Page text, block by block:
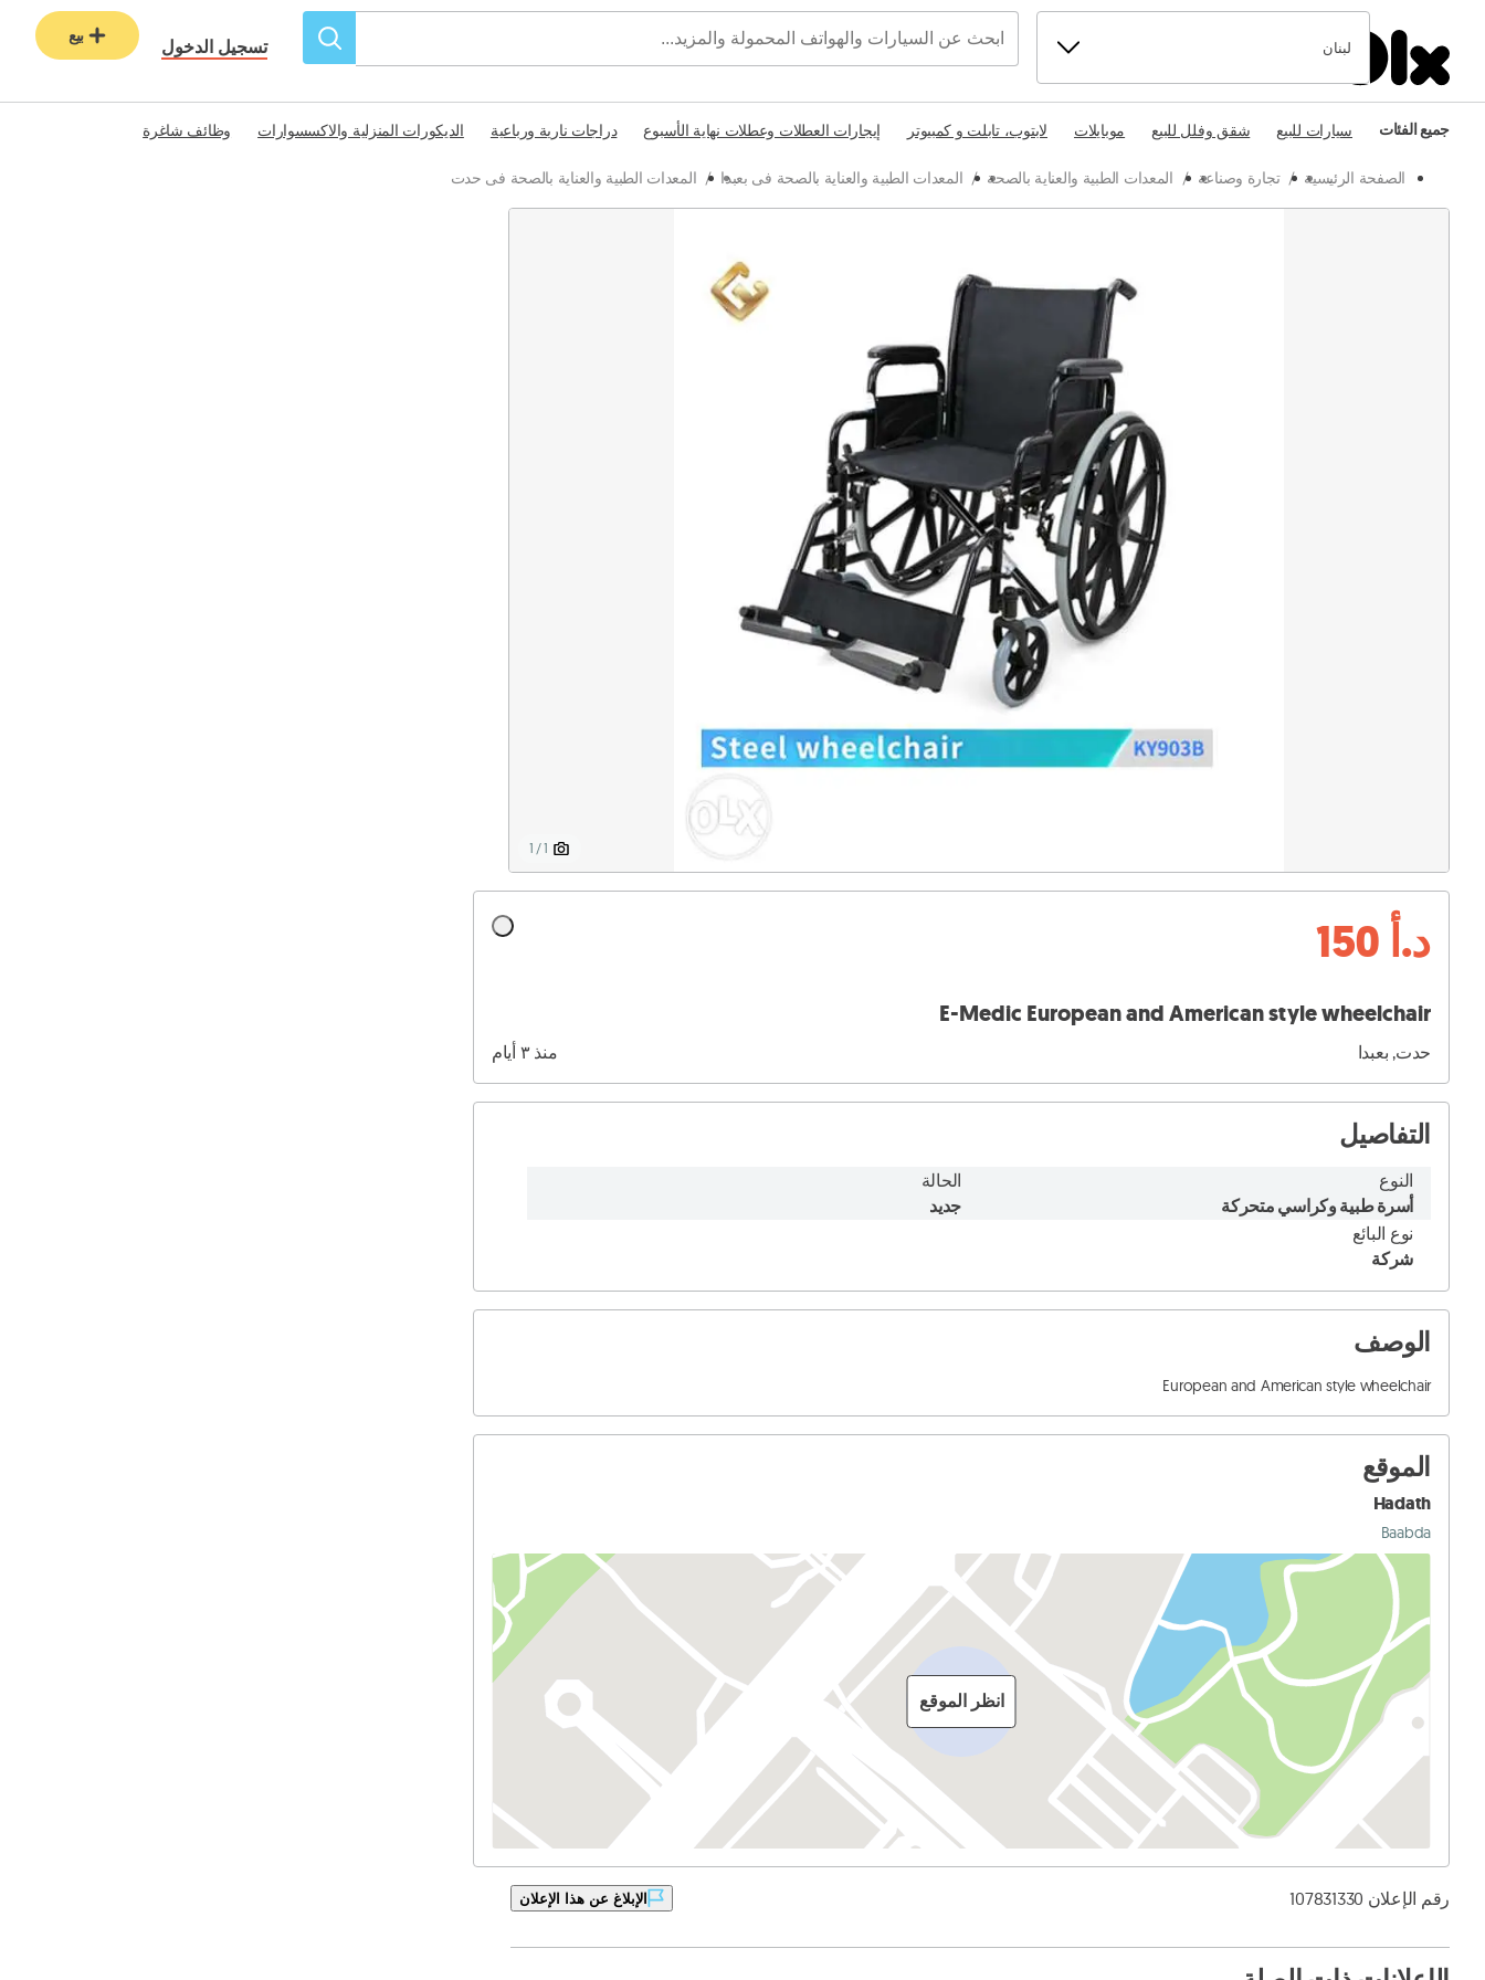
لبنان تسجيل الدخول
بيع
جميع الفئات سيارات للبيع شقق وفلل للبيع موبايلات لابتوب، تابلت و كمبيوتر إيجارات العطلات وعطلات نهاية الأسبوع دراجات نارية ورباعية الديكورات المنزلية والاكسسوارات وظائف شاغرة
الصفحة الرئيسية / تجارة وصناعة / المعدات الطبية والعناية بالصحة / المعدات الطبية والعناية بالصحة فى بعبدا / المعدات الطبية والعناية بالصحة فى حدت
1 / 1
د.أ 150
E-Medic European and American style wheelchair
حدت, بعبدا منذ ٣ أيام
التفاصيل
النوع
أسرة طبية وكراسي متحركة
الحالة
جديد
نوع البائع
شركة
الوصف
European and American style wheelchair
الموقع
Hadath
Baabda
انظر الموقع
رقم الإعلان 107831330 الإبلاغ عن هذا الإعلان